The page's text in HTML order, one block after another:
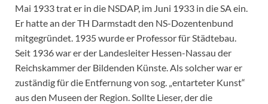
Mai 1933 trat er in die NSDAP, im Juni 1933 in die SA ein.
Er hatte an der TH Darmstadt den NS-Dozentenbund
mitgegründet. 1935 wurde er Professor für Städtebau.
Seit 1936 war er der Landesleiter Hessen-Nassau der
Reichskammer der Bildenden Künste. Als solcher war er
zuständig für die Entfernung von sog. „entarteter Kunst“
aus den Museen der Region. Sollte Lieser, der die